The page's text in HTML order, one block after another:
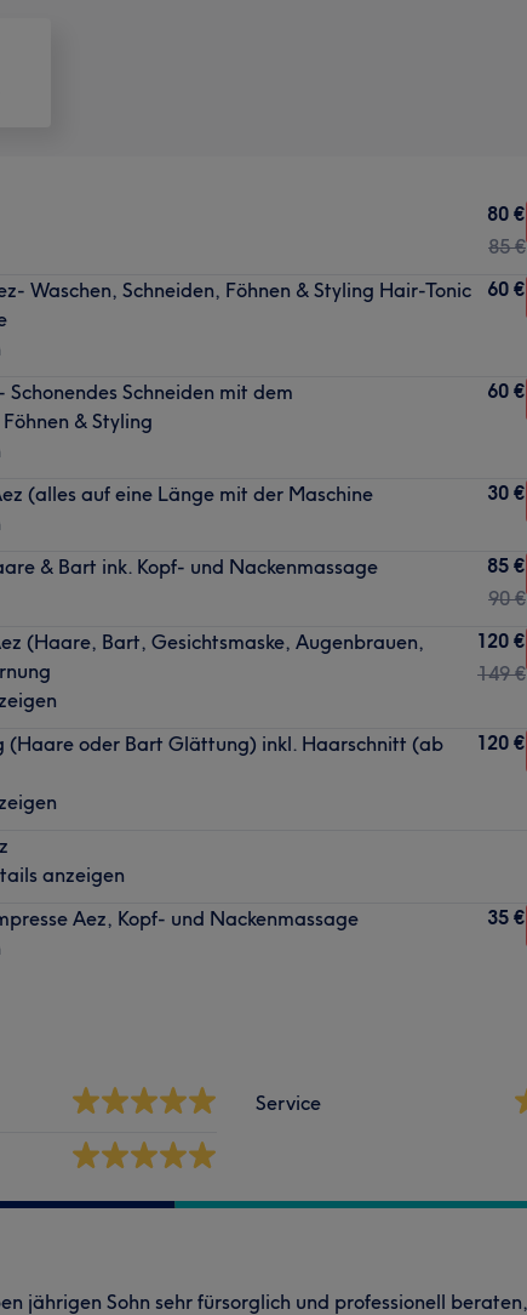
80 €
85 €
Waschen, Schneiden, Föhnen & Styling Hair-Tonic
60 €
Schneiden mit dem
& Styling
60 €
(alles auf eine Länge mit der Maschine
30 €
& Bart ink. Kopf- und Nackenmassage
85 €
90 €
(Haare, Bart, Gesichtsmaske, Augenbrauen,
120 €
149 €
(Haare oder Bart Glättung) inkl. Haarschnitt (ab
120 €
anzeigen
Aez, Kopf- und Nackenmassage
35 €
Service
jährigen Sohn sehr fürsorglich und professionell beraten,